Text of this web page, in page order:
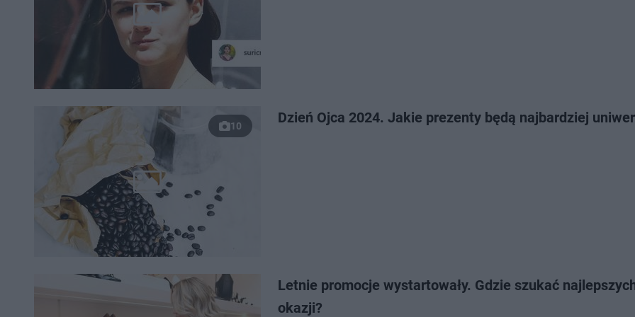
10 Dzień Ojca 2024. Jakie prezenty będą najbardziej
Letnie promocje wystartowały. Gdzie szukać
okazji?